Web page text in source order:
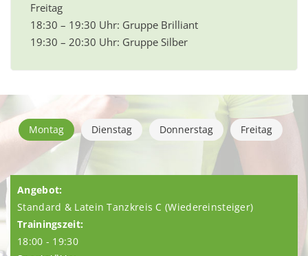
Freitag
18:30 – 19:30 Uhr: Gruppe Brilliant
19:30 – 20:30 Uhr: Gruppe Silber
Montag Dienstag Donnerstag Freitag
Standard & Latein Tanzkreis C (Wiedereinsteiger)
18:00 - 19:30